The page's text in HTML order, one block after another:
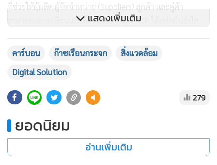
ที่ช่วยให้ผู้ผลิต ผู้จัดจำหน่าย (Suppliers) ลูกค้า และคู่ค้า
สามารถแลกเปลี่ยนและตรวจสอบข้อมูล PCF ได้อย่างโปร่งใส
ปรับปรุงระบบปรับสภาพอากาศในอาคาร (Heating
นำร่องแห่งหนึ่ง เพื่อลดการปล่อยก๊าซคาร์บอนและต้นทุนค่าใช้
จ่ายของห้างสรรพสินค้า โดยมีการใช้ AI อัตโนมัติประมวลผล
ข้อมูลเกี่ยวกับสภาพอากาศในท้องถิ่น อัตราค่าไฟฟ้า และการใช้
พลังงานโดยรวมของห้างสรรพสินค้า เพื่อวิเคราะห์และปรับรูป
แบบการใช้พลังงานให้เหมาะสมกับแต่ละอาคาร ทำให้ปัจจุบัน
ห้างสรรพสินค้าดังกล่าวมีค่าไฟฟ้าลดลงร้อยละ 16 และปล่อย
แสดงเพิ่มเติม
คาร์บอน ก๊าซเรือนกระจก
สิ่งแวดล้อม
Digital Solution
279
ยอดนิยม
อ่านเพิ่มเติม